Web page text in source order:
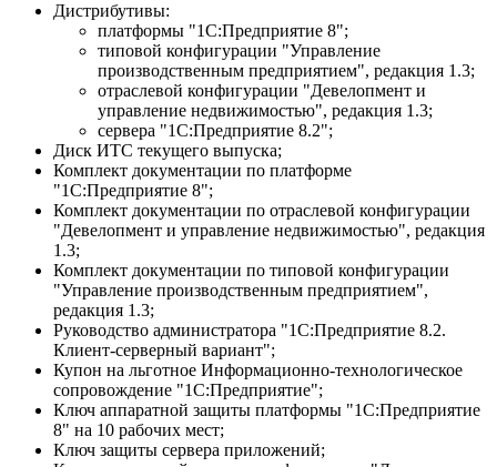
Дистрибутивы:
платформы "1С:Предприятие 8";
типовой конфигурации "Управление
производственным предприятием", редакция 1.3;
отраслевой конфигурации "Девелопмент и
управление недвижимостью", редакция 1.3;
сервера "1С:Предприятие 8.2";
Диск ИТС текущего выпуска;
Комплект документации по платформе
"1С:Предприятие 8";
Комплект документации по отраслевой конфигурации
"Девелопмент и управление недвижимостью", редакция
1.3;
Комплект документации по типовой конфигурации
"Управление производственным предприятием",
редакция 1.3;
Руководство администратора "1С:Предприятие 8.2.
Клиент-серверный вариант";
Купон на льготное Информационно-технологическое
сопровождение "1С:Предприятие";
Ключ аппаратной защиты платформы "1С:Предприятие
8" на 10 рабочих мест;
Ключ защиты сервера приложений;